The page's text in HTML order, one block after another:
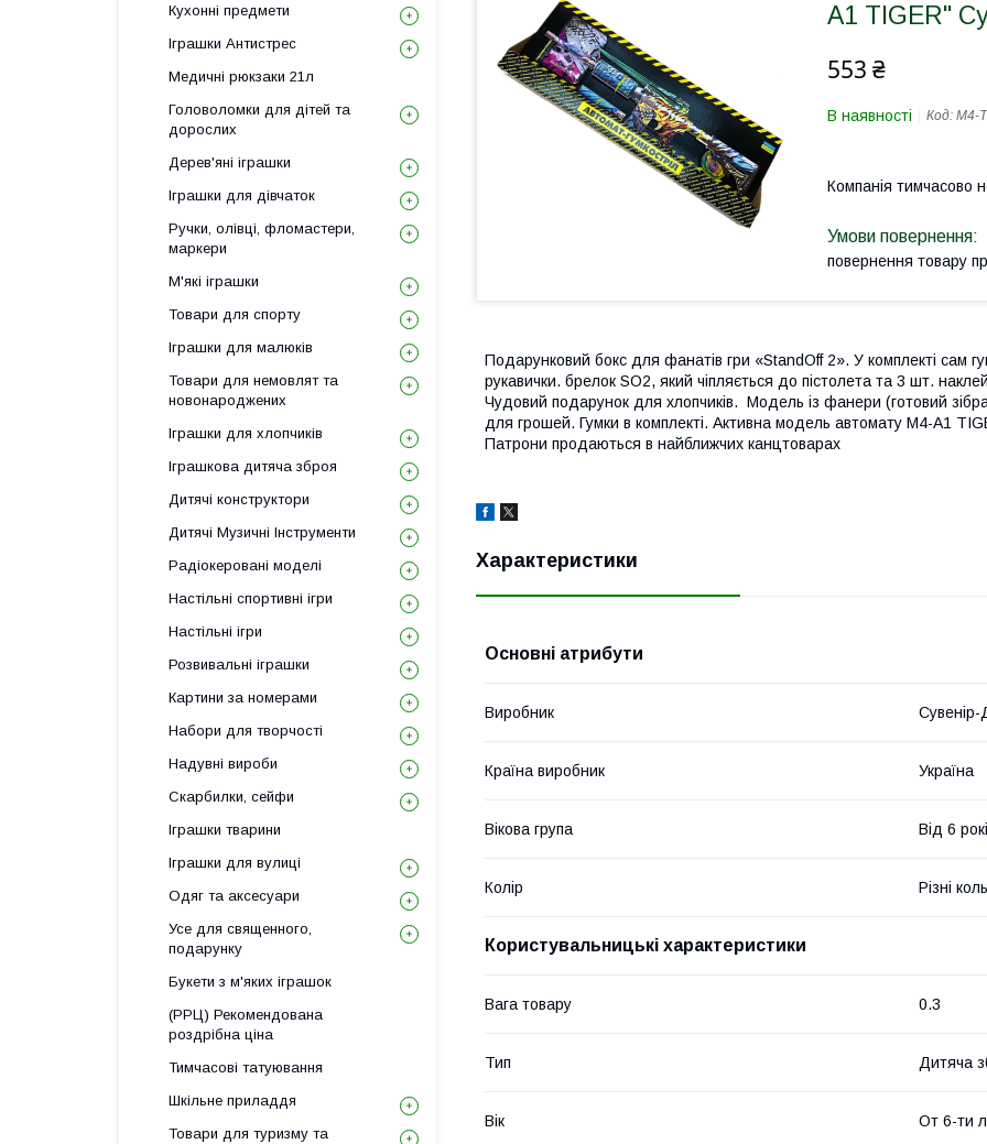
A1 TIGER"
553 ₴
В наявності Код: M4-
Компанія тимчасово
повернення товару
Подарунковий бокс для фанатів гри «StandOff 2». У комплекті сам
рукавички. брелок SO2, який чіпляється до пістолета та 3 шт.
Чудовий подарунок для хлопчиків. Модель із фанери (готовий
для грошей. Гумки в комплекті. Активна модель автомату M4-А1
Патрони продаються в найближчих канцтоварах
Характеристики
Основні атрибути
Виробник Сувенір-
Країна виробник Україна
Вікова група Від 6
Колір Різні
Користувальницькі характеристики
Вага товару 0.3
Тип Дитяча
Вік От 6-ти
Кухонні предмети
Іграшки Антистрес
Медичні рюкзаки 21л
Головоломки для дітей та
дорослих
Дерев'яні іграшки
Іграшки для дівчаток
Ручки, олівці, фломастери,
маркери
М'які іграшки
Товари для спорту
Іграшки для малюків
Товари для немовлят та
новонароджених
Іграшки для хлопчиків
Іграшкова дитяча зброя
Дитячі конструктори
Дитячі Музичні Інструменти
Радіокеровані моделі
Настільні спортивні ігри
Настільні ігри
Розвивальні іграшки
Картини за номерами
Набори для творчості
Надувні вироби
Скарбилки, сейфи
Іграшки тварини
Іграшки для вулиці
Одяг та аксесуари
Усе для священного,
подарунку
Букети з м'яких іграшок
(РРЦ) Рекомендована
роздрібна ціна
Тимчасові татуювання
Шкільне приладдя
Товари для туризму та